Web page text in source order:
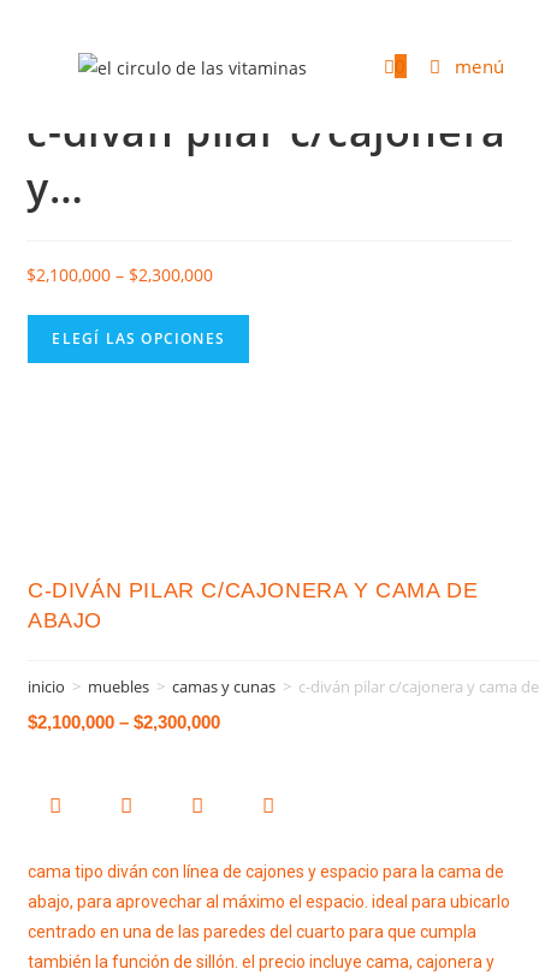
menú
seleccionado:
c-diván pilar c/cajonera
y…
$2,100,000 – $2,300,000
ELEGÍ LAS OPCIONES
C-DIVÁN PILAR C/CAJONERA Y CAMA DE
ABAJO
inicio > muebles > camas y cunas > c-diván pilar c/cajonera y cama
$2,100,000 – $2,300,000
cama tipo diván con línea de cajones y espacio para la cama de
abajo, para aprovechar al máximo el espacio. ideal para ubicarlo
centrado en una de las paredes del cuarto para que cumpla
también la función de sillón. el precio incluye cama, cajonera y